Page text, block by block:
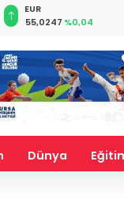
GBP
64,1789%0,02
Dünya